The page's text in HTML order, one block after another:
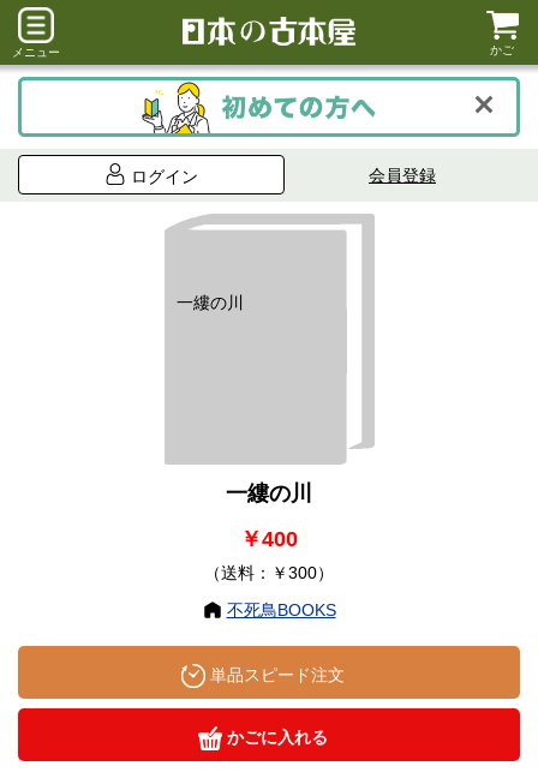
メニュー かご
ログイン 会員登録
一縷の川
一縷の川
￥400
（送料：￥300）
不死鳥BOOKS
単品スピード注文
かごに入れる